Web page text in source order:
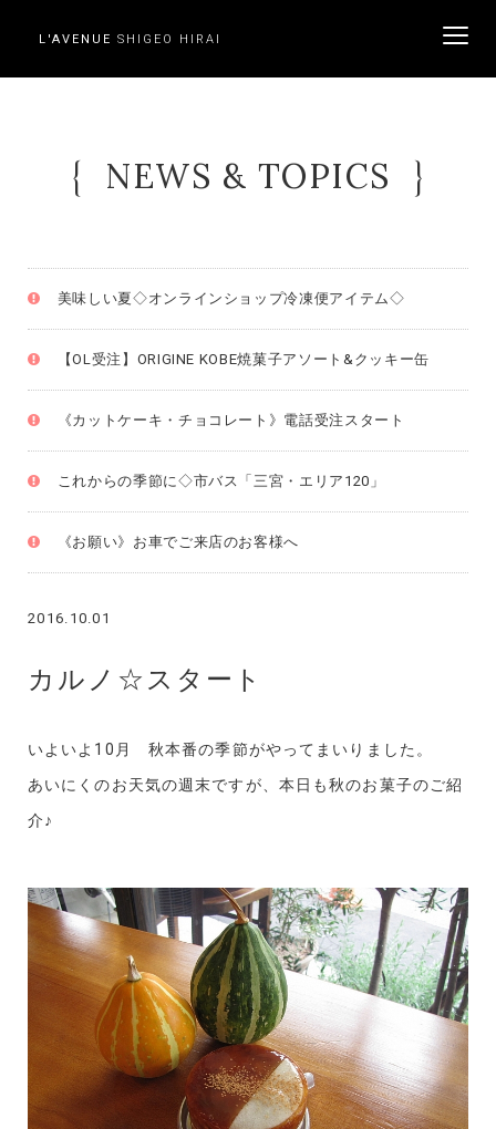
L'AVENUE SHIGEO HIRAI
NEWS & TOPICS
美味しい夏◇オンラインショップ冷凍便アイテム◇
【OL受注】ORIGINE KOBE焼菓子アソート&クッキー缶
《カットケーキ・チョコレート》電話受注スタート
これからの季節に◇市バス「三宮・エリア120」
《お願い》お車でご来店のお客様へ
2016.10.01
カルノ☆スタート
いよいよ10月 秋本番の季節がやってまいりました。
あいにくのお天気の週末ですが、本日も秋のお菓子のご紹
介♪